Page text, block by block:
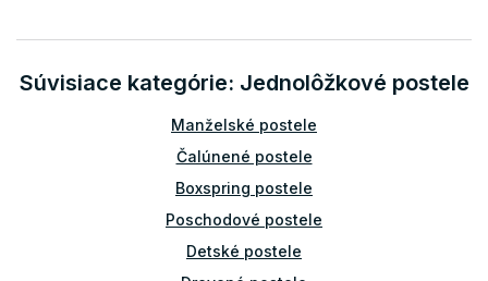
c
e
r
v
k
y
ý
p
a
e
Súvisiace kategórie: Jednolôžkové postele
Manželské postele
Čalúnené postele
Boxspring postele
Poschodové postele
Detské postele